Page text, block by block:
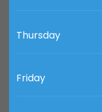
Thursday
Friday